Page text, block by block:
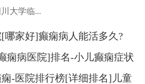
川大学临...
哪家好]癫痫病人能活多久?
痫病医院]排名-小儿癫痫症状
痫-医院排行榜[详细排名]儿童